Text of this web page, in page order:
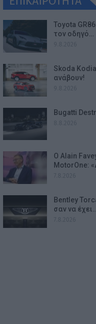
Toyota
τον οδηγό…
Skoda
ανάβουν!
Bugatti
Ο Alain
MotorOne:
Bentley
σαν να έχει…